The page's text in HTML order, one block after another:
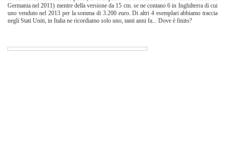
Germania nel 2011) mentre della versione da 15 cm. se ne contano 6 in Inghilterra di cui
uno venduto nel 2013 per la somma di 3.200 euro. Di altri 4 esemplari abbiamo traccia
negli Stati Uniti, in Italia ne ricordiamo solo uno, tanti anni fa... Dove è finito?